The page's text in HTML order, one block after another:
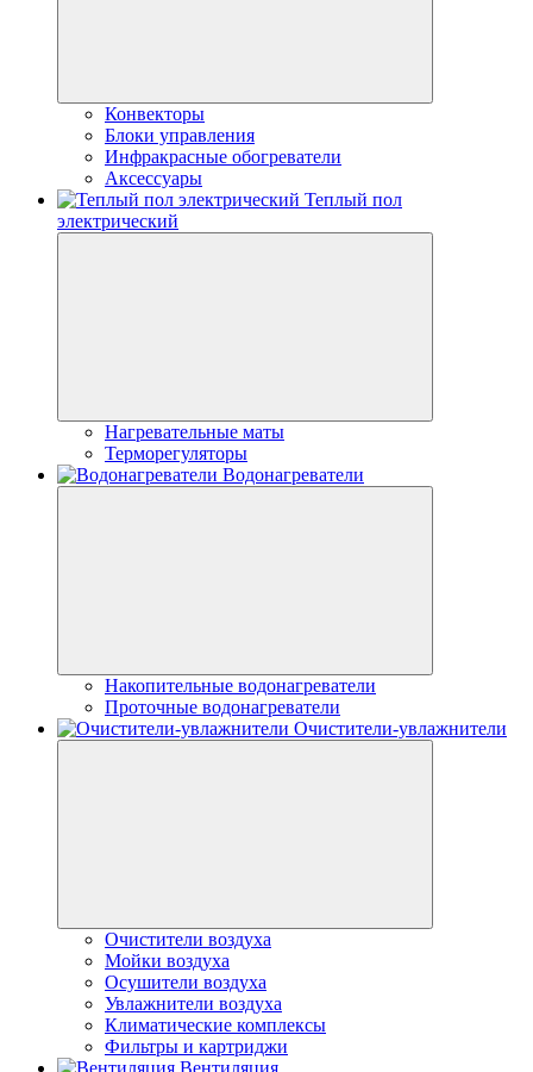
Конвекторы
Блоки управления
Инфракрасные обогреватели
Аксессуары
Теплый пол
электрический
Нагревательные маты
Терморегуляторы
Водонагреватели
Накопительные водонагреватели
Проточные водонагреватели
Очистители-увлажнители
Очистители воздуха
Мойки воздуха
Осушители воздуха
Увлажнители воздуха
Климатические комплексы
Фильтры и картриджи
Вентиляция